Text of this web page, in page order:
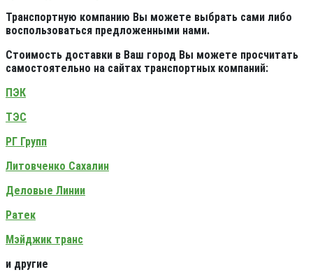
Транспортную компанию Вы можете выбрать сами либо
воспользоваться предложенными нами.
Стоимость доставки в Ваш город Вы можете просчитать
самостоятельно на сайтах транспортных компаний:
ПЭК
ТЭС
РГ Групп
Литовченко Сахалин
Деловые Линии
Ратек
Мэйджик транс
и другие